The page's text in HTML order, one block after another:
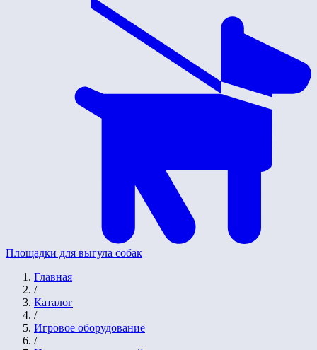
Площадки для выгула собак
Главная
/
Каталог
/
Игровое оборудование
/